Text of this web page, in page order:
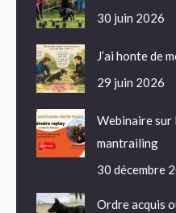
30 juin 2026
J’ai honte de
29 juin 2026
Webinaire sur
mantrailing
30 décembre
Ordre acquis